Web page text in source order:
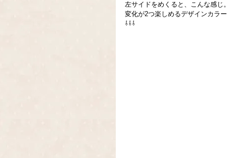
左サイドをめくると、こんな感じ。
変化が2つ楽しめるデザインカラー
⇩⇩⇩